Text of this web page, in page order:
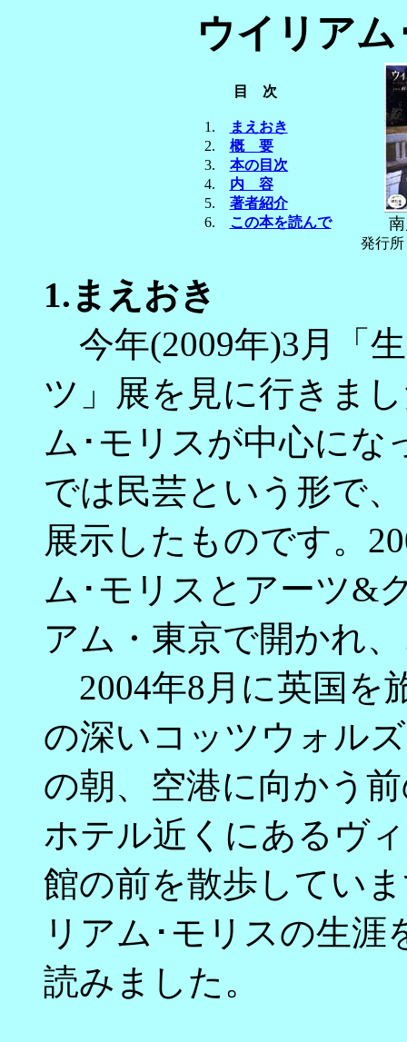
ウイリア
目 次
1.
まえおき
2. 概 要
3. 本の目次
4. 内 容
5. 著者紹介
6. この本を読んで
発行
1. まえおき
今年(2009年)3月「
ツ」展を見に行きま
ム･モリスが中心にな
では民芸という形で
展示したものです。
ム･モリスとアーツ&
アム・東京で開かれ
2004年8月に英国を
の深いコッツウォル
の朝、空港に向かう
ホテル近くにあるヴ
館の前を散歩してい
リアム･モリスの生
読みました。